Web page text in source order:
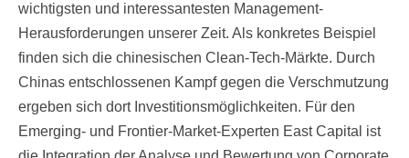
wichtigsten und interessantesten Management-
Herausforderungen unserer Zeit. Als konkretes Beispiel
finden sich die chinesischen Clean-Tech-Märkte. Durch
Chinas entschlossenen Kampf gegen die Verschmutzung
ergeben sich dort Investitionsmöglichkeiten. Für den
Emerging- und Frontier-Market-Experten East Capital ist